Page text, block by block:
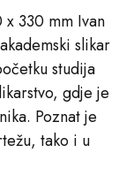
330 mm Ivan
slikar
studija
gdje je
Poznat je
tako i u